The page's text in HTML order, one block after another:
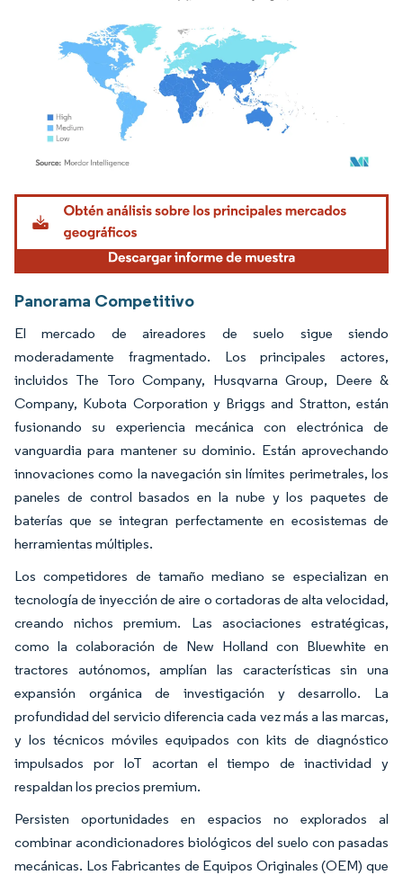
Imagen © Mordor Intelligence. El uso requiere atribución según CC BY 4.0.
Panorama Competitivo
El mercado de aireadores de suelo sigue siendo
moderadamente fragmentado. Los principales actores,
incluidos The Toro Company, Husqvarna Group, Deere &
Company, Kubota Corporation y Briggs and Stratton, están
fusionando su experiencia mecánica con electrónica de
vanguardia para mantener su dominio. Están aprovechando
innovaciones como la navegación sin límites perimetrales, los
paneles de control basados en la nube y los paquetes de
baterías que se integran perfectamente en ecosistemas de
herramientas múltiples.
Los competidores de tamaño mediano se especializan en
tecnología de inyección de aire o cortadoras de alta velocidad,
creando nichos premium. Las asociaciones estratégicas,
como la colaboración de New Holland con Bluewhite en
tractores autónomos, amplían las características sin una
expansión orgánica de investigación y desarrollo. La
profundidad del servicio diferencia cada vez más a las marcas,
y los técnicos móviles equipados con kits de diagnóstico
impulsados por IoT acortan el tiempo de inactividad y
respaldan los precios premium.
Persisten oportunidades en espacios no explorados al
combinar acondicionadores biológicos del suelo con pasadas
mecánicas. Los Fabricantes de Equipos Originales (OEM) que